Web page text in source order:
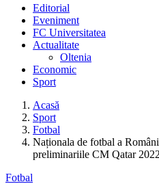
Editorial
Eveniment
FC Universitatea
Actualitate
Oltenia
Economic
Sport
Acasă
Sport
Fotbal
Naționala de fotbal a
preliminariile CM Qatar 2022
Fotbal